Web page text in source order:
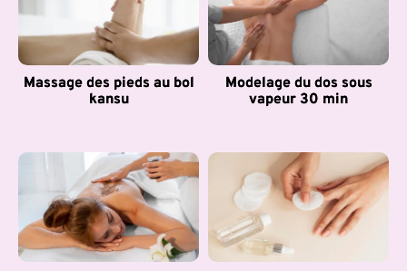
Massage des pieds au bol
kansu
Modelage du dos sous
vapeur 30 min